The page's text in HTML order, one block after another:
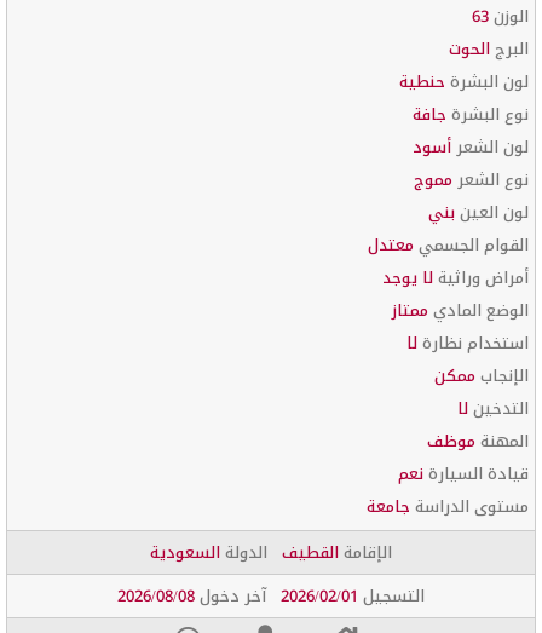
الوزن63
البرجالحوت
لون البشرة حنطية
نوع البشرة جافة
لون الشعرأسود
نوع الشعر مموج
لون العينبني
القوام الجسمي معتدل
أمراض وراثيةلا يوجد
الوضع المادي ممتاز
استخدام نظارةلا
الإنجاب ممكن
التدخينلا
المهنة موظف
قيادة السيارةنعم
مستوى الدراسة جامعة
الإقامةالقطيف الدولةالسعودية
التسجيل 2026/02/01 آخر دخول2026/08/08